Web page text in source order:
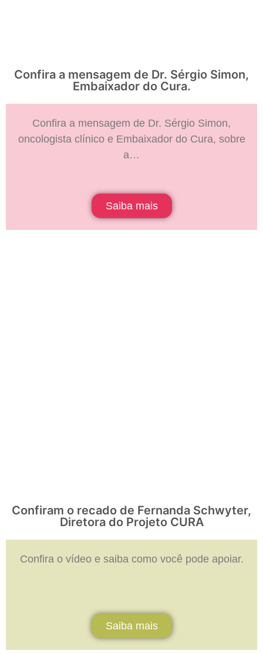
Confira a mensagem de Dr. Sérgio Simon,
Embaixador do Cura.
Confira a mensagem de Dr. Sérgio Simon,
oncologista clínico e Embaixador do Cura, sobre
a…
Saiba mais
Confiram o recado de Fernanda Schwyter,
Diretora do Projeto CURA
Confira o vídeo e saiba como você pode apoiar.
Saiba mais